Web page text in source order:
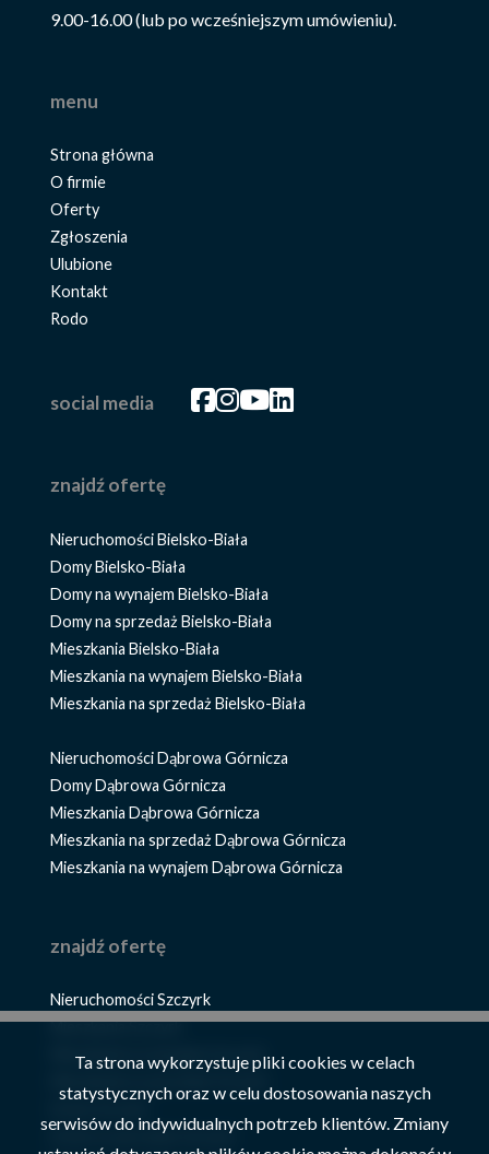
9.00-16.00 (lub po wcześniejszym umówieniu).
menu
Strona główna
O firmie
Oferty
Zgłoszenia
Ulubione
Kontakt
Rodo
social media Facebook
Facebook
Facebook
Facebook
znajdź ofertę
Nieruchomości Bielsko-Biała
Domy Bielsko-Biała
Domy na wynajem Bielsko-Biała
Domy na sprzedaż Bielsko-Biała
Mieszkania Bielsko-Biała
Mieszkania na wynajem Bielsko-Biała
Mieszkania na sprzedaż Bielsko-Biała
Nieruchomości Dąbrowa Górnicza
Domy Dąbrowa Górnicza
Mieszkania Dąbrowa Górnicza
Mieszkania na sprzedaż Dąbrowa Górnicza
Mieszkania na wynajem Dąbrowa Górnicza
znajdź ofertę
Nieruchomości Szczyrk
Mieszkania Szczyrk
Mieszkania na wynajem Szczyrk
Domy na sprzedaż Szczyrk
Ta strona wykorzystuje pliki cookies w celach
statystycznych oraz w celu dostosowania naszych
serwisów do indywidualnych potrzeb klientów. Zmiany